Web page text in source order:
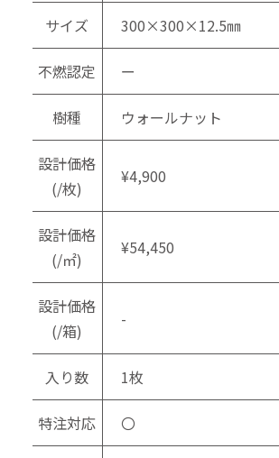
サイズ 300×300×12.5㎜
不燃認定 ー
樹種 ウォールナット
設計価格
(/枚)
¥4,900
設計価格
(/㎡)
¥54,450
設計価格
(/箱)
-
入り数 1枚
特注対応 〇